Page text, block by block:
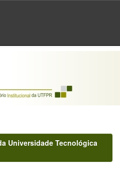
Universidade Tecnológica